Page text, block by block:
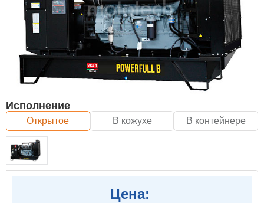
Исполнение
Открытое В кожухе В контейнере
Цена: